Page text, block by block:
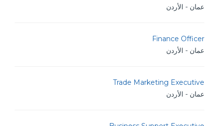
عمان - الأردن
Finance Officer
عمان - الأردن
Trade Marketing Executive
عمان - الأردن